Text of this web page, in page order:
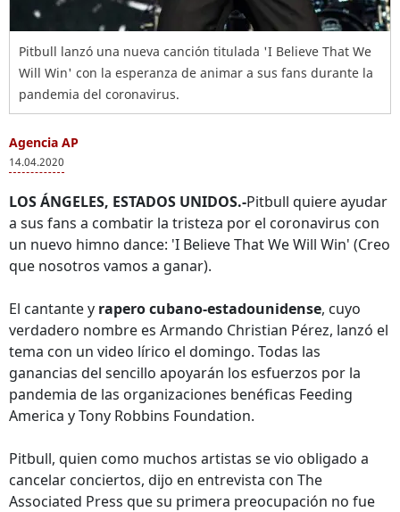
Pitbull lanzó una nueva canción titulada 'I Believe That We
Will Win' con la esperanza de animar a sus fans durante la
pandemia del coronavirus.
Agencia AP
14.04.2020
LOS ÁNGELES, ESTADOS UNIDOS.-Pitbull quiere ayudar
a sus fans a combatir la tristeza por el coronavirus con
un nuevo himno dance: 'I Believe That We Will Win' (Creo
que nosotros vamos a ganar).
El cantante y rapero cubano-estadounidense, cuyo
verdadero nombre es Armando Christian Pérez, lanzó el
tema con un video lírico el domingo. Todas las
ganancias del sencillo apoyarán los esfuerzos por la
pandemia de las organizaciones benéficas Feeding
America y Tony Robbins Foundation.
Pitbull, quien como muchos artistas se vio obligado a
cancelar conciertos, dijo en entrevista con The
Associated Press que su primera preocupación no fue